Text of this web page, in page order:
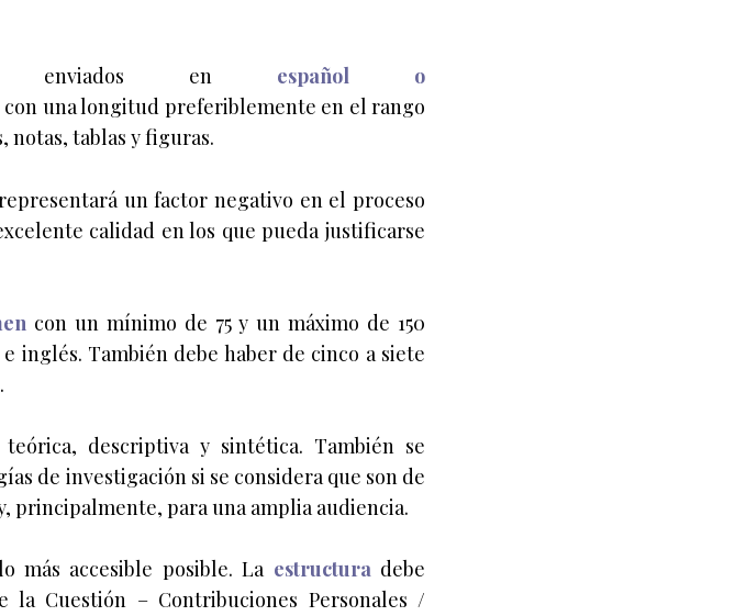
enviados en español o
con una longitud preferiblemente en el rango
notas, tablas y figuras.
un factor negativo en el proceso
calidad en los que pueda justificarse
con un mínimo de 75 y un máximo de 150
inglés. También debe haber de cinco a siete
descriptiva y sintética. También se
de investigación si se considera que son de
principalmente, para una amplia audiencia.
más accesible posible. La estructuradebe
Cuestión – Contribuciones Personales /